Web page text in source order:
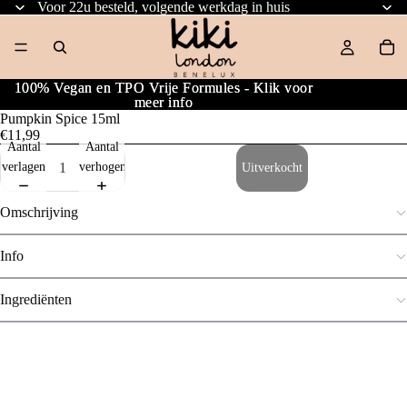
Voor 22u besteld, volgende werkdag in huis
100% Vegan en TPO Vrije Formules - Klik voor
meer info
100% Vegan en TPO Vrije Formules - Klik voor
meer info
Pumpkin Spice 15ml
€11,99
Aantal
verlagen
Aantal
verhogen
Uitverkocht
Omschrijving
Info
Ingrediënten